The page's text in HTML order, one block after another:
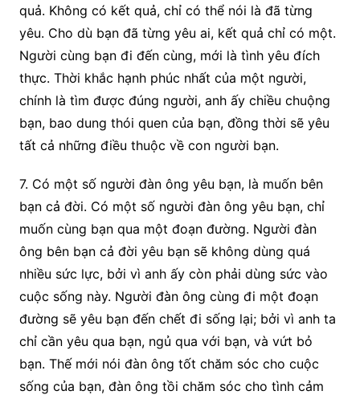
quả. Không có kết quả, chỉ có thể nói là đã từng
yêu. Cho dù bạn đã từng yêu ai, kết quả chỉ có một.
Người cùng bạn đi đến cùng, mới là tình yêu đích
thực. Thời khắc hạnh phúc nhất của một người,
chính là tìm được đúng người, anh ấy chiều chuộng
bạn, bao dung thói quen của bạn, đồng thời sẽ yêu
tất cả những điều thuộc về con người bạn.
7. Có một số người đàn ông yêu bạn, là muốn bên
bạn cả đời. Có một số người đàn ông yêu bạn, chỉ
muốn cùng bạn qua một đoạn đường. Người đàn
ông bên bạn cả đời yêu bạn sẽ không dùng quá
nhiều sức lực, bởi vì anh ấy còn phải dùng sức vào
cuộc sống này. Người đàn ông cùng đi một đoạn
đường sẽ yêu bạn đến chết đi sống lại; bởi vì anh ta
chỉ cần yêu qua bạn, ngủ qua với bạn, và vứt bỏ
bạn. Thế mới nói đàn ông tốt chăm sóc cho cuộc
sống của bạn, đàn ông tồi chăm sóc cho tình cảm